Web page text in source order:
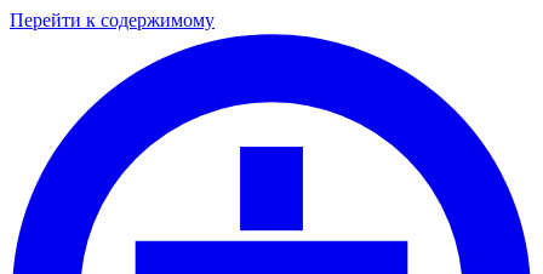
Перейти к содержимому